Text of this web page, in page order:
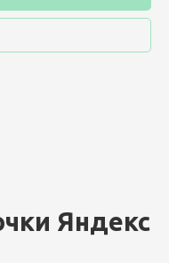
Яндекс